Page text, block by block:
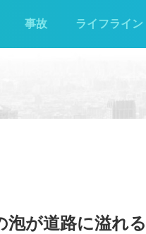
事故 ライフライン
泡が道路に溢れる